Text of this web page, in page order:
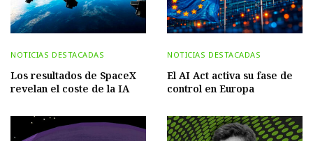
NOTICIAS DESTACADAS
Los resultados de SpaceX
revelan el coste de la IA
NOTICIAS DESTACADAS
El AI Act activa su fase de
control en Europa